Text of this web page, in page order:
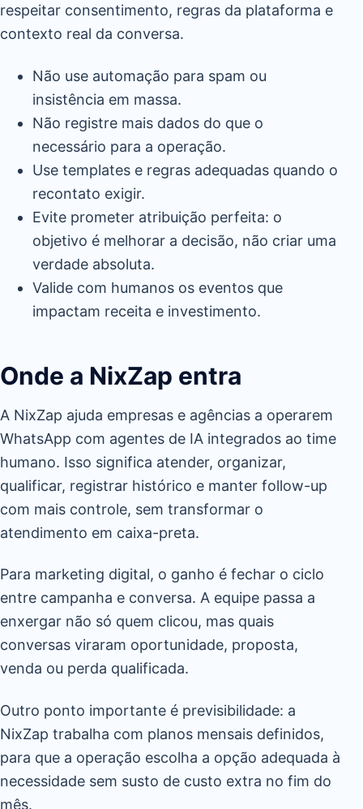
respeitar consentimento, regras da plataforma e
contexto real da conversa.
Não use automação para spam ou
insistência em massa.
Não registre mais dados do que o
necessário para a operação.
Use templates e regras adequadas quando o
recontato exigir.
Evite prometer atribuição perfeita: o
objetivo é melhorar a decisão, não criar uma
verdade absoluta.
Valide com humanos os eventos que
impactam receita e investimento.
Onde a NixZap entra
A NixZap ajuda empresas e agências a operarem
WhatsApp com agentes de IA integrados ao time
humano. Isso significa atender, organizar,
qualificar, registrar histórico e manter follow-up
com mais controle, sem transformar o
atendimento em caixa-preta.
Para marketing digital, o ganho é fechar o ciclo
entre campanha e conversa. A equipe passa a
enxergar não só quem clicou, mas quais
conversas viraram oportunidade, proposta,
venda ou perda qualificada.
Outro ponto importante é previsibilidade: a
NixZap trabalha com planos mensais definidos,
para que a operação escolha a opção adequada à
necessidade sem susto de custo extra no fim do
mês.